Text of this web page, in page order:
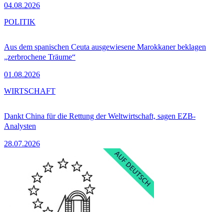
04.08.2026
Aus dem spanischen Ceuta ausgewiesene Marokkaner beklagen
„zerbrochene Träume“
01.08.2026
POLITIK
Dankt China für die Rettung der Weltwirtschaft, sagen EZB-
Analysten
28.07.2026
WIRTSCHAFT